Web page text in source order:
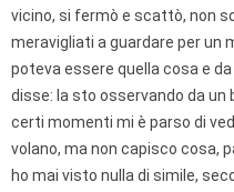
vicino, si fermò e scattò, non
meravigliati a guardare per un
poteva essere quella cosa e
disse: la sto osservando da un
certi momenti mi è parso di
volano, ma non capisco cosa,
ho mai visto nulla di simile,